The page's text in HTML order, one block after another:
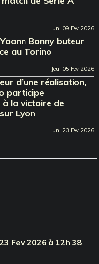
Lun, 09 Fev 2026
Bonny buteur
au Torino
Jeu, 05 Fev 2026
d’une réalisation,
participe
la victoire de
Lyon
Lun, 23 Fev 2026
Fev 2026 à 12h 38